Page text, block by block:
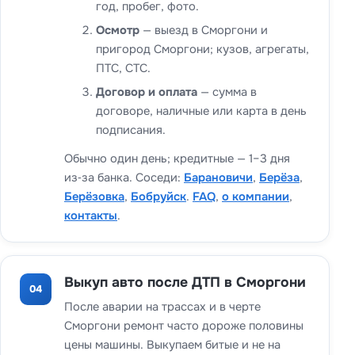
год, пробег, фото.
Осмотр — выезд в Сморгони и
пригород Сморгони; кузов, агрегаты,
ПТС, СТС.
Договор и оплата — сумма в
договоре, наличные или карта в день
подписания.
Обычно один день; кредитные — 1–3 дня
из‑за банка. Соседи: Барановичи, Берёза,
Берёзовка, Бобруйск. FAQ, о компании,
контакты.
04 Выкуп авто после ДТП в Сморгони
После аварии на трассах и в черте
Сморгони ремонт часто дороже половины
цены машины. Выкупаем битые и не на